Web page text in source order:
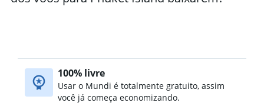
100% livre
Usar o Mundi é totalmente gratuito, assim
você já começa economizando.